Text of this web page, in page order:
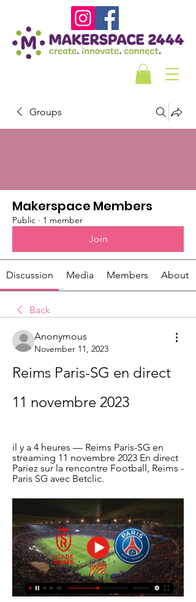
Groups
Makerspace Members
Public · 1 member
Join
Discussion Media Members About
Back
Anonymous
November 11, 2023
Reims Paris-SG en direct
11 novembre 2023
il y a 4 heures — Reims Paris-SG en
streaming 11 novembre 2023 En direct
Pariez sur la rencontre Football, Reims -
Paris SG avec Betclic.